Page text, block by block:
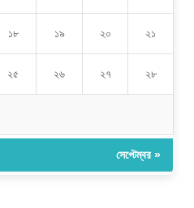
১৮ ১৯ ২০ ২১
২৫ ২৬ ২৭ ২৮
সেপ্টেম্বর »